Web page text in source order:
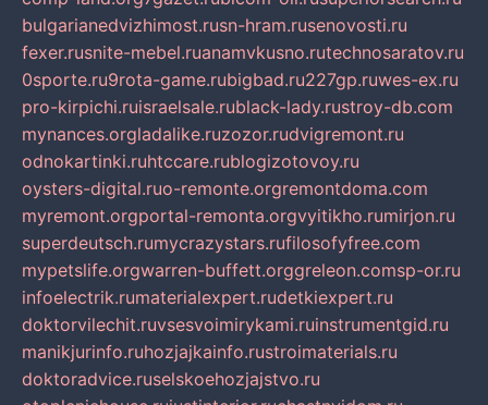
bulgarianedvizhimost.rusn-hram.rusenovosti.ru
fexer.rusnite-mebel.ruanamvkusno.rutechnosaratov.ru
0sporte.ru9rota-game.rubigbad.ru227gp.ruwes-ex.ru
pro-kirpichi.ruisraelsale.rublack-lady.rustroy-db.com
mynances.orgladalike.ruzozor.rudvigremont.ru
odnokartinki.ruhtccare.rublogizotovoy.ru
oysters-digital.ruo-remonte.orgremontdoma.com
myremont.orgportal-remonta.orgvyitikho.rumirjon.ru
superdeutsch.rumycrazystars.rufilosofyfree.com
mypetslife.orgwarren-buffett.orggreleon.comsp-or.ru
infoelectrik.rumaterialexpert.rudetkiexpert.ru
doktorvilechit.ruvsesvoimirykami.ruinstrumentgid.ru
manikjurinfo.ruhozjajkainfo.rustroimaterials.ru
doktoradvice.ruselskoehozjajstvo.ru